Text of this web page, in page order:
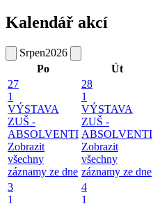
Kalendář akcí
Srpen2026
Po
Út
27
1
VÝSTAVA
ZUŠ -
ABSOLVENTI
Zobrazit
všechny
záznamy ze dne
28
1
VÝSTAVA
ZUŠ -
ABSOLVENTI
Zobrazit
všechny
záznamy ze dne
3
1
4
1